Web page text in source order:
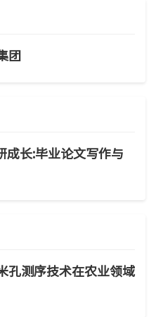
团
长:毕业论文写作与
测序技术在农业领域